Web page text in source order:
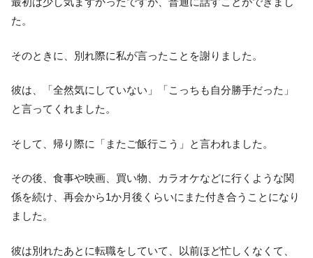
た。
そのときに、別れ際に私が言ったことを謝りました。
彼は、「全然気にしていない」「こっちも自分勝手だった」
と言ってくれました。
そして、帰り際に「またご飯行こう」と言われました。
その後、食事や映画、買い物、カラオケなどに行くような関
係を続け、再会から1か月後くらいにまた付き合うことになり
ました。
彼は別れたあとに転職をしていて、以前ほど忙しくなくて、